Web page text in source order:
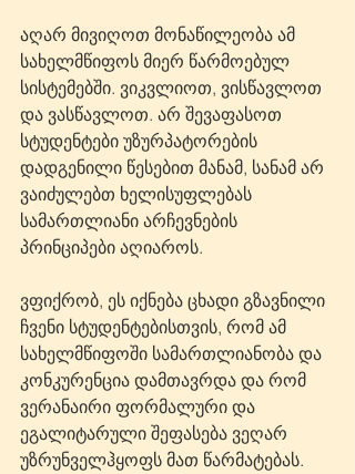
აღარ მივიღოთ მონაწილეობა ამ
სახელმწიფოს მიერ წარმოებულ
სისტემებში. ვიკვლიოთ, ვისწავლოთ
და ვასწავლოთ. არ შევაფასოთ
სტუდენტები უზურპატორების
დადგენილი წესებით მანამ, სანამ არ
ვაიძულებთ ხელისუფლებას
სამართლიანი არჩევნების
პრინციპები აღიაროს.
ვფიქრობ, ეს იქნება ცხადი გზავნილი
ჩვენი სტუდენტებისთვის, რომ ამ
სახელმწიფოში სამართლიანობა და
კონკურენცია დამთავრდა და რომ
ვერანაირი ფორმალური და
ეგალიტარული შეფასება ვეღარ
უზრუნველჰყოფს მათ წარმატებას.